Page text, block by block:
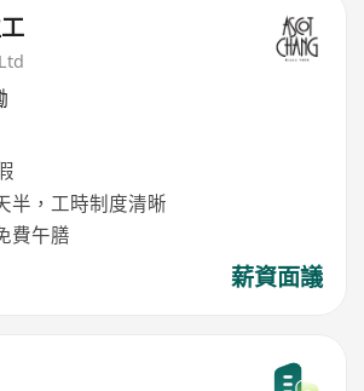
半，工時制度清晰
費午膳
薪資面議